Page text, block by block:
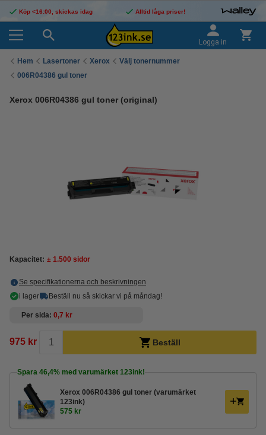
Köp <16:00, skickas idag Alltid låga priser!
Logga in
Hem Lasertoner Xerox
Välj tonernummer
006R04386 gul toner
Xerox 006R04386 gul toner (original)
Kapacitet: ± 1.500 sidor
Se specifikationerna och beskrivningen
i lager
Beställ nu så skickar vi på måndag!
Per sida 0,7 kr
975 kr Beställ
Spara 46,4% med varumärket 123ink!
Xerox 006R04386 gul toner (varumärket
123ink)
575 kr